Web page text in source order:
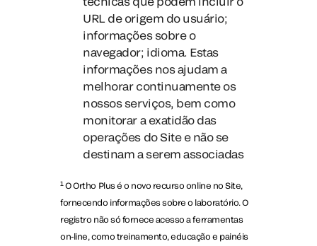
URL de origem do usuário;
informações sobre o
navegador; idioma. Estas
informações nos ajudam a
melhorar continuamente os
nossos serviços, bem como
monitorar a exatidão das
operações do Site e não se
destinam a serem associadas
1O Ortho Plus é o novo recurso online no Site,
fornecendo informações sobre o laboratório. O
registro não só fornece acesso a ferramentas
on-line, como treinamento, educação e painéis